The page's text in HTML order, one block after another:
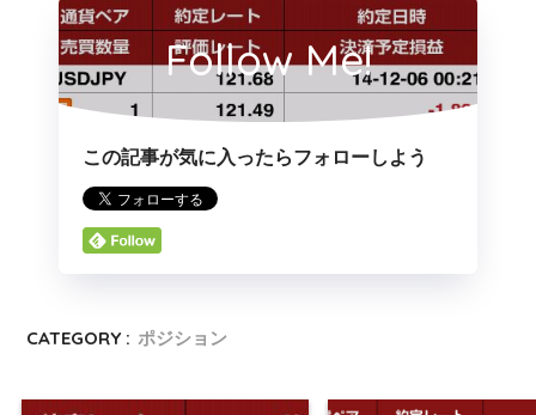
Follow Me!
この記事が気に入ったらフォローしよう
CATEGORY : ポジション